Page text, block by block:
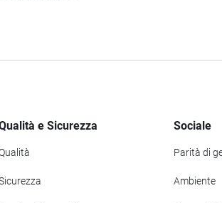
e Sicurezza Sociale
Parità di
Ambiente